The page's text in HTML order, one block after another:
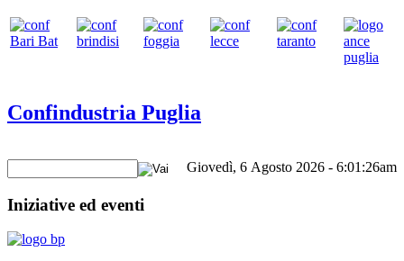
Confindustria Puglia
Giovedì, 6 Agosto 2026 - 6:01:26am
Iniziative ed eventi